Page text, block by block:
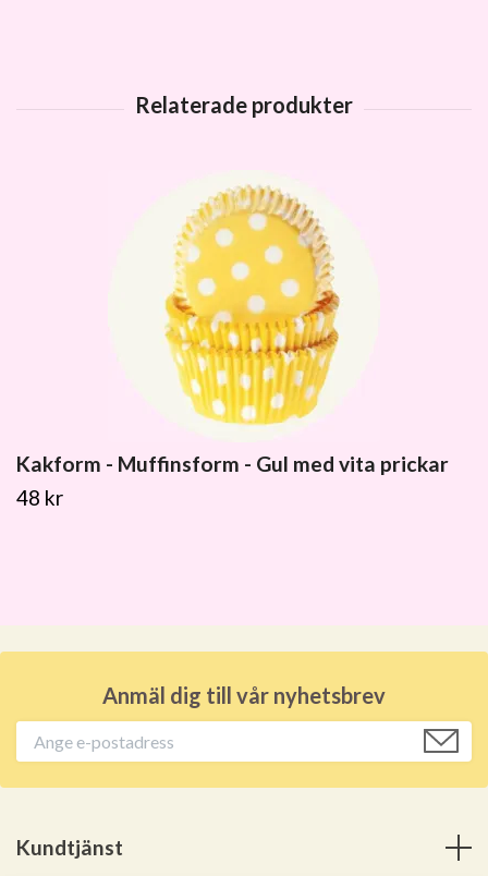
Kakform - Muffinsform - Gul med vita prickar
48 kr
Anmäl dig till vår nyhetsbrev
Kundtjänst